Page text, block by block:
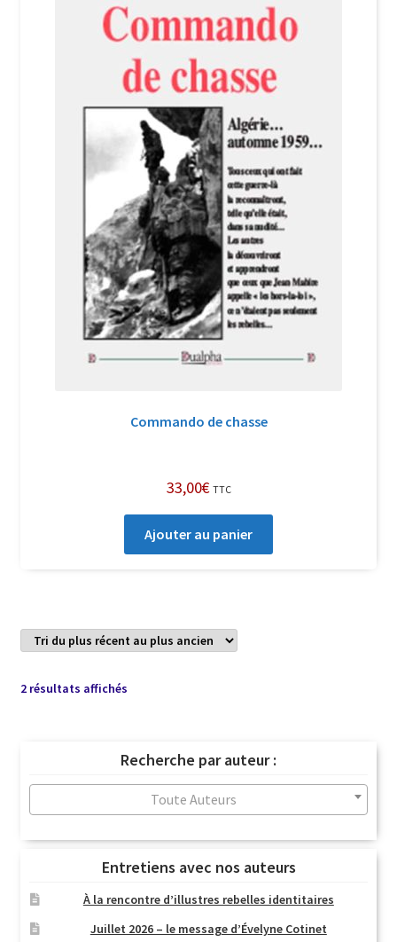
Commando de chasse
33,00€ TTC
Ajouter au panier
2 résultats affichésTrié
au
plus
ancien
Recherche par auteur :
Toute Auteurs
Entretiens avec nos auteurs
À la rencontre d’illustres rebelles identitaires
Juillet 2026 – le message d’Évelyne Cotinet